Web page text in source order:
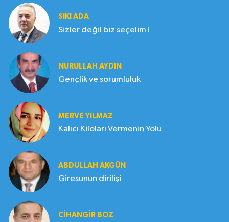
SIKI ADA
Sizler değil biz seçelim !
NURULLAH AYDIN
Gençlik ve sorumluluk
MERVE YILMAZ
Kalıcı Kiloları Vermenin Yolu
ABDULLAH AKGÜN
Giresunun dirilişi
CIHANGIR BOZ